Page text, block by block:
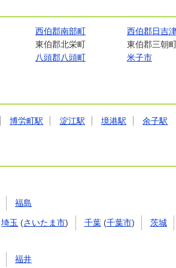
西伯郡南部町
西伯郡日吉
東伯郡北栄町
東伯郡三朝
八頭郡八頭町 米子市
博労町駅 淀江駅 境港駅 余子駅
福島
埼玉 (さいたま市) 千葉(千葉市) 茨城
福井